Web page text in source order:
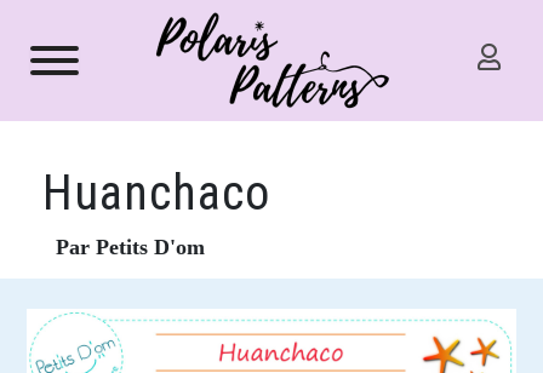
Huanchaco
Par Petits D'om